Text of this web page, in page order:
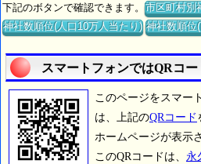
下記のボタンで確認できます。市区町村別
神社数順位(人口10万人当たり) 神社数順位
スマートフォンではQRコ
このページをスマー
は、上記のQRコード
ホームページが表示
このQRコードは、 永